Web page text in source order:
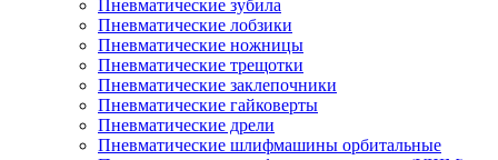
Пневматические зубила
Пневматические лобзики
Пневматические ножницы
Пневматические трещотки
Пневматические заклепочники
Пневматические гайковерты
Пневматические дрели
Пневматические шлифмашины орбитальные